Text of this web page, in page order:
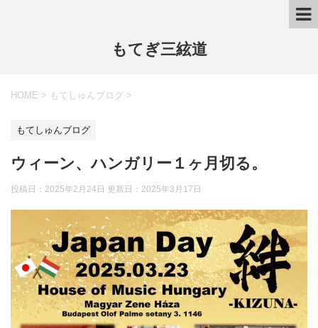
もてぎ三絃道
HOME > もてしゅんブログ >
もてしゅんブログ
ウィーン、ハンガリー１ヶ月切る。
投稿日：2025年2月24日 更新日： 2025年3月17日